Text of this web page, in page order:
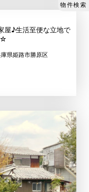
屋♪生活至便な立地で
☆
庫県姫路市勝原区
物件検索